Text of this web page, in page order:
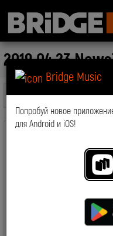
Bridge Music
Попробуй новое
для Android и iOS!
2019.04.23
Все передачи